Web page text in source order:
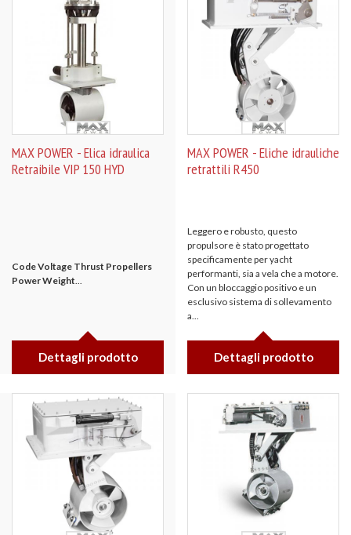
MAX POWER - Elica idraulica
Retraibile VIP 150 HYD
CodeVoltage Thrust Propellers
PowerWeight...
Dettagli prodotto
MAX POWER - Eliche idrauliche
retrattili R450
Leggero e robusto, questo
propulsore è stato progettato
specificamente per yacht
performanti, sia a vela che a motore.
Con un bloccaggio positivo e un
esclusivo sistema di sollevamento
a...
Dettagli prodotto